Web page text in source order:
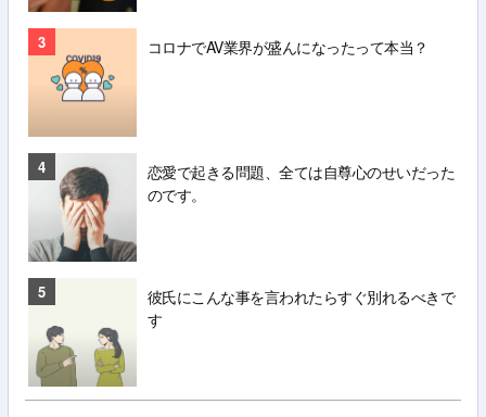
3 コロナでAV業界が盛んになったって本当？
4
恋愛で起きる問題、全ては自尊心のせいだった
のです。
5
彼氏にこんな事を言われたらすぐ別れるべきで
す